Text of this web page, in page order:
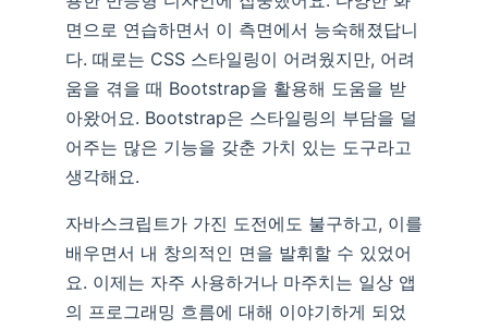
면으로 연습하면서 이 측면에서 능숙해졌답니
다. 때로는 CSS 스타일링이 어려웠지만, 어려
움을 겪을 때 Bootstrap을 활용해 도움을 받
아왔어요. Bootstrap은 스타일링의 부담을 덜
어주는 많은 기능을 갖춘 가치 있는 도구라고
생각해요.
자바스크립트가 가진 도전에도 불구하고, 이를
배우면서 내 창의적인 면을 발휘할 수 있었어
요. 이제는 자주 사용하거나 마주치는 일상 앱
의 프로그래밍 흐름에 대해 이야기하게 되었